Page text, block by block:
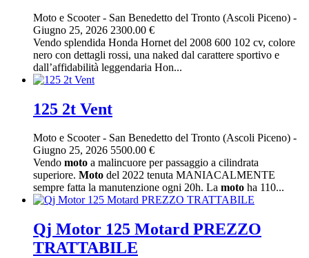
Moto e Scooter- San Benedetto del Tronto (Ascoli Piceno) -
Giugno 25, 2026 2300.00 €
Vendo splendida Honda Hornet del 2008 600 102 cv, colore
nero con dettagli rossi, una naked dal carattere sportivo e
dall’affidabilità leggendaria Hon...
125 2t Vent
Moto e Scooter- San Benedetto del Tronto (Ascoli Piceno) -
Giugno 25, 2026 5500.00 €
Vendo moto a malincuore per passaggio a cilindrata
superiore. Moto del 2022 tenuta MANIACALMENTE
sempre fatta la manutenzione ogni 20h. La moto ha 110...
Qj Motor 125 Motard PREZZO
TRATTABILE